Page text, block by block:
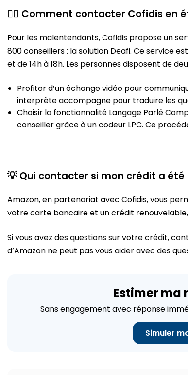
🧏‍♂️ Comment contacter Cofidis en
Pour les malentendants, Cofidis propose un
800 conseillers : la solution Deafi. Ce service
et de 14h à 18h. Les personnes disposent de
Profiter d’un échange vidéo pour
interprète accompagne pour traduire les
Choisir la fonctionnalité Langage Parlé
conseiller grâce à un codeur LPC. Ce
💡 Qui contacter si mon crédit a
Amazon, en partenariat avec Cofidis, vous
votre carte bancaire et un crédit
Si vous avez des questions sur votre crédit,
d’Amazon ne peut pas vous aider avec des
Estimer ma
Sans engagement avec réponse
Simuler